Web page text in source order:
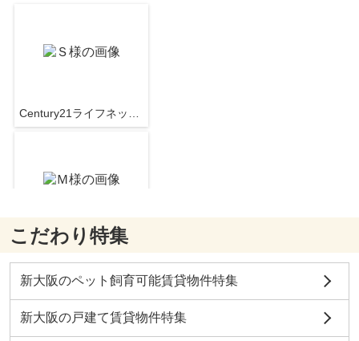
約538m／7分
約917m／12分
カーサレグラス福島野田
14.1
万 円 / 1LDK
こだわり特集
新大阪のペット飼育可能賃貸物件特集
新大阪の戸建て賃貸物件特集